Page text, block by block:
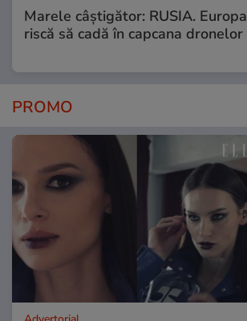
Marele câștigător: RUSIA. Europa
riscă să cadă în capcana dronelor
PROMO